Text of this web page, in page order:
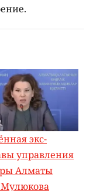
экс-
управления
Алматы